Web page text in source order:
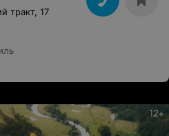
тракт, 17